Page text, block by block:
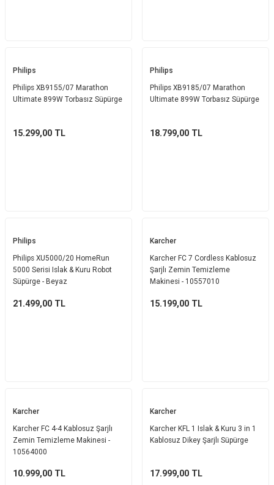
Philips
Philips XB9155/07 Marathon
Ultimate 899W Torbasız Süpürge
15.299,00 TL
Philips
Philips XB9185/07 Marathon
Ultimate 899W Torbasız Süpürge
18.799,00 TL
Philips
Philips XU5000/20 HomeRun
5000 Serisi Islak & Kuru Robot
Süpürge - Beyaz
21.499,00 TL
Karcher
Karcher FC 7 Cordless Kablosuz
Şarjlı Zemin Temizleme
Makinesi - 10557010
15.199,00 TL
Karcher
Karcher FC 4-4 Kablosuz Şarjlı
Zemin Temizleme Makinesi -
10564000
10.999,00 TL
Karcher
Karcher KFL 1 Islak & Kuru 3 in 1
Kablosuz Dikey Şarjlı Süpürge
17.999,00 TL